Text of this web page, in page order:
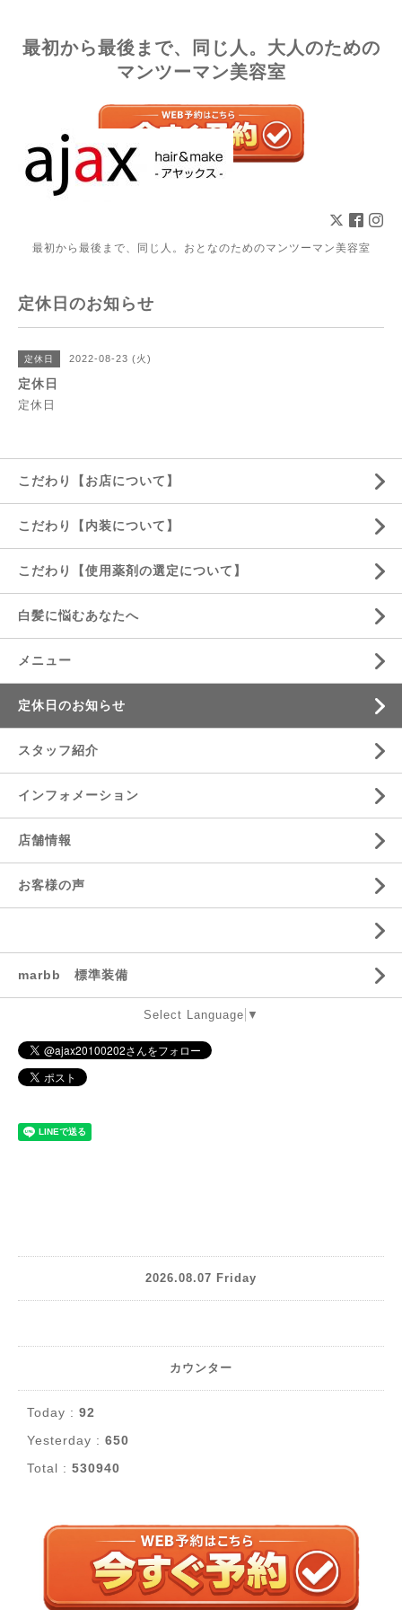
最初から最後まで、同じ人。大人のための
マンツーマン美容室
最初から最後まで、同じ人。おとなのためのマンツーマン美容室
定休日のお知らせ
定休日 2022-08-23 (火)
定休日
定休日
こだわり【お店について】
こだわり【内装について】
こだわり【使用薬剤の選定について】
白髪に悩むあなたへ
メニュー
定休日のお知らせ
スタッフ紹介
インフォメーション
店舗情報
お客様の声
marbb 標準装備
Select Language ▼
2026.08.07 Friday
カウンター
Today : 92
Yesterday : 650
Total : 530940